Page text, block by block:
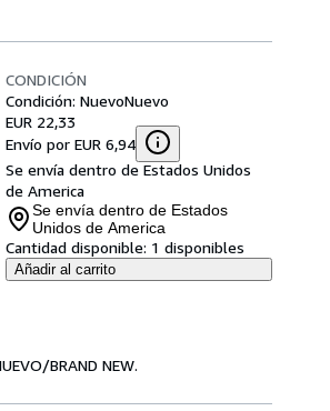
CONDICIÓN
Condición: NuevoNuevo
EUR 22,33
Envío por EUR 6,94
Se envía dentro de Estados Unidos
de America
Se envía dentro de Estados
Unidos de America
Cantidad disponible: 1 disponibles
Añadir al carrito
BRAND NEW.